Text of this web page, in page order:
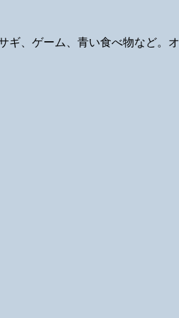
ギ、ゲーム、青い食べ物など。